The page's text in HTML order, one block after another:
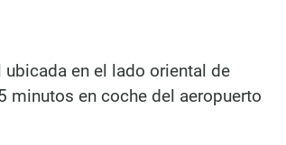
en el lado oriental de
minutos en coche del aeropuerto